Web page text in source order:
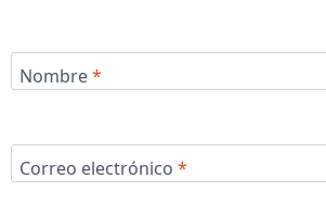
Nombre*
Correo electrónico *